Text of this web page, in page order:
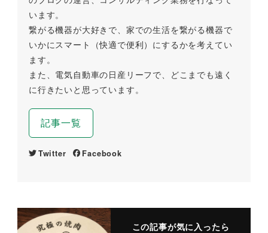
います。
繋がる機器が大好きで、家での生活を繋がる機器で
いかにスマート（快適で便利）にするかを考えてい
ます。
また、電気自動車の日産リーフで、どこまでも遠く
に行きたいと思っています。
記事一覧
Twitter Facebook
この記事が気に入ったら